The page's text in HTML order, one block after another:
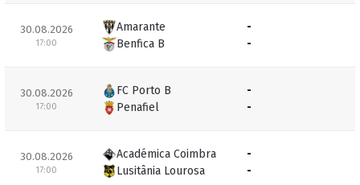
30.08.2026
17:00
Amarante
Benfica B
-
-
30.08.2026
17:00
FC Porto B
Penafiel
-
-
30.08.2026
17:00
Académica Coimbra
Lusitânia Lourosa
-
-